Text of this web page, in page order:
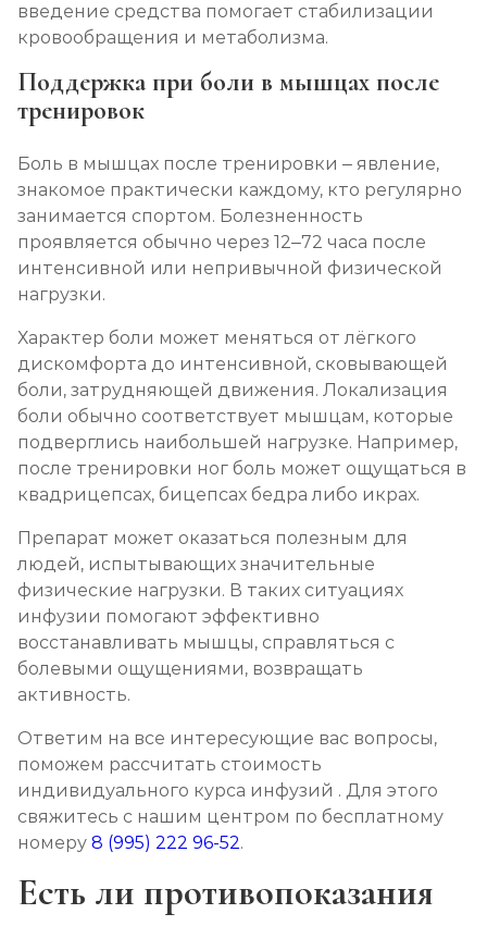
введение средства помогает стабилизации
кровообращения и метаболизма.
Поддержка при боли в мышцах после
тренировок
Боль в мышцах после тренировки – явление,
знакомое практически каждому, кто регулярно
занимается спортом. Болезненность
проявляется обычно через 12–72 часа после
интенсивной или непривычной физической
нагрузки.
Характер боли может меняться от лёгкого
дискомфорта до интенсивной, сковывающей
боли, затрудняющей движения. Локализация
боли обычно соответствует мышцам, которые
подверглись наибольшей нагрузке. Например,
после тренировки ног боль может ощущаться в
квадрицепсах, бицепсах бедра либо икрах.
Препарат может оказаться полезным для
людей, испытывающих значительные
физические нагрузки. В таких ситуациях
инфузии помогают эффективно
восстанавливать мышцы, справляться с
болевыми ощущениями, возвращать
активность.
Ответим на все интересующие вас вопросы,
поможем рассчитать стоимость
индивидуального курса инфузий . Для этого
свяжитесь с нашим центром по бесплатному
номеру 8 (995) 222 96-52.
Есть ли противопоказания